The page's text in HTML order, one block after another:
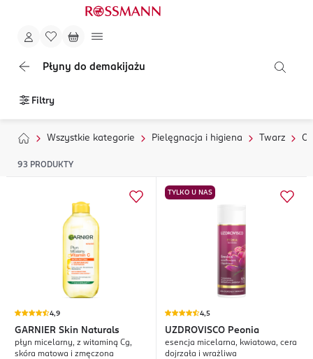
Płyny do demakijażu
Filtry
Wszystkie kategorie Pielęgnacja i higiena Twarz
93 PRODUKTY
4,9
GARNIER Skin Naturals
płyn micelarny, z witaminą Cg,
skóra matowa i zmęczona
TYLKO U NAS
4,5
UZDROVISCO Peonia
esencja micelarna, kwiatowa, cera
dojrzała i wrażliwa